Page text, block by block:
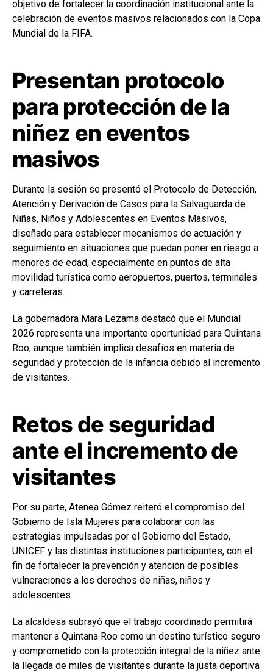
objetivo de fortalecer la coordinación institucional ante la
celebración de eventos masivos relacionados con la Copa
Mundial de la FIFA.
Presentan protocolo
para protección de la
niñez en eventos
masivos
Durante la sesión se presentó el Protocolo de Detección,
Atención y Derivación de Casos para la Salvaguarda de
Niñas, Niños y Adolescentes en Eventos Masivos,
diseñado para establecer mecanismos de actuación y
seguimiento en situaciones que puedan poner en riesgo a
menores de edad, especialmente en puntos de alta
movilidad turística como aeropuertos, puertos, terminales
y carreteras.
La gobernadora Mara Lezama destacó que el Mundial
2026 representa una importante oportunidad para Quintana
Roo, aunque también implica desafíos en materia de
seguridad y protección de la infancia debido al incremento
de visitantes.
Retos de seguridad
ante el incremento de
visitantes
Por su parte, Atenea Gómez reiteró el compromiso del
Gobierno de Isla Mujeres para colaborar con las
estrategias impulsadas por el Gobierno del Estado,
UNICEF y las distintas instituciones participantes, con el
fin de fortalecer la prevención y atención de posibles
vulneraciones a los derechos de niñas, niños y
adolescentes.
La alcaldesa subrayó que el trabajo coordinado permitirá
mantener a Quintana Roo como un destino turístico seguro
y comprometido con la protección integral de la niñez ante
la llegada de miles de visitantes durante la justa deportiva